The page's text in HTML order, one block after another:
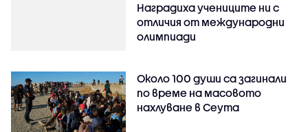
Наградиха учениците ни с
отличия от международни
олимпиади
Около 100 души са загинали
по време на масовото
нахлуване в Сеута